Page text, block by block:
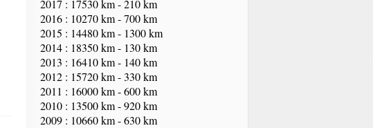
2017 : 17530 km - 210 km
2016 : 10270 km - 700 km
2015 : 14480 km - 1300 km
2014 : 18350km- 130 km
2013 : 16410 km - 140 km
2012 : 15720 km - 330 km
2011 : 16000 km - 600 km
2010 : 13500 km - 920 km
2009 : 10660 km - 630 km